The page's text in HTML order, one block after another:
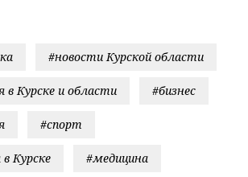
#новости Курской области
в Курске и области #бизнес
#спорт
Курске #медицина